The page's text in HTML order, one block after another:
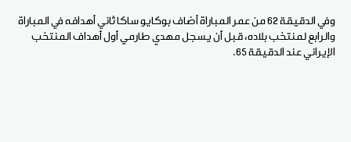
وفي الدقيقة 62 من عمر المباراة أضاف بوكايو ساكا ثاني أهدافه في المباراة
والرابع لمنتخب بلاده، قبل أن يسجل مهدي طارمي أول أهداف المنتخب
الإيراني عند الدقيقة 65.